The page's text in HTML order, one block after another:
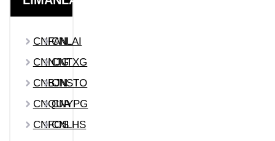
CNFANCNLAI
CNNJGCNTXG
CNBJNCNSTO
CNQUACNYPG
CNFOSCNLHS